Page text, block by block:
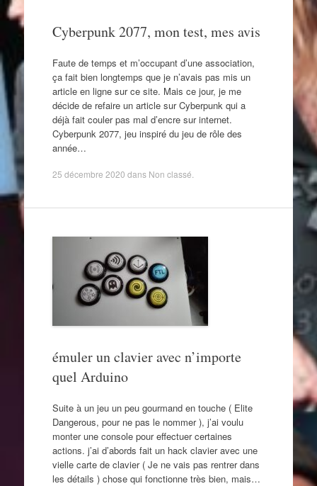
Cyberpunk 2077, mon test, mes avis
Faute de temps et m’occupant d’une association,
ça fait bien longtemps que je n’avais pas mis un
article en ligne sur ce site. Mais ce jour, je me
décide de refaire un article sur Cyberpunk qui a
déjà fait couler pas mal d’encre sur internet.
Cyberpunk 2077, jeu inspiré du jeu de rôle des
année…
25 décembre 2020 dans Non classé
émuler un clavier avec n’importe
quel Arduino
Suite à un jeu un peu gourmand en touche ( Elite
Dangerous, pour ne pas le nommer ), j’ai voulu
monter une console pour effectuer certaines
actions. j’ai d’abords fait un hack clavier avec une
vielle carte de clavier ( Je ne vais pas rentrer dans
les détails ) chose qui fonctionne très bien, mais…